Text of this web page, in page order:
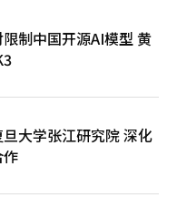
制中国开源AI模型 黄
大学张江研究院 深化